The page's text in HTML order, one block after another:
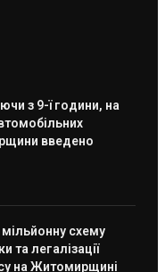
з 9-ї години, на
введено
схему
та легалізації
на Житомирщині